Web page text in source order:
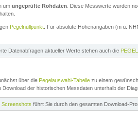
um ungeprüfte Rohdaten . Diese Messwerte wurden
Pegelnullpunkt . Für absolute Höhenangaben (m ü.
Datenabfragen aktueller Werte stehen auch die
über die Pegelauswahl-Tabelle zu einem
der historischen Messdaten unterhalb der
Screenshots führt Sie durch den gesamten Download-